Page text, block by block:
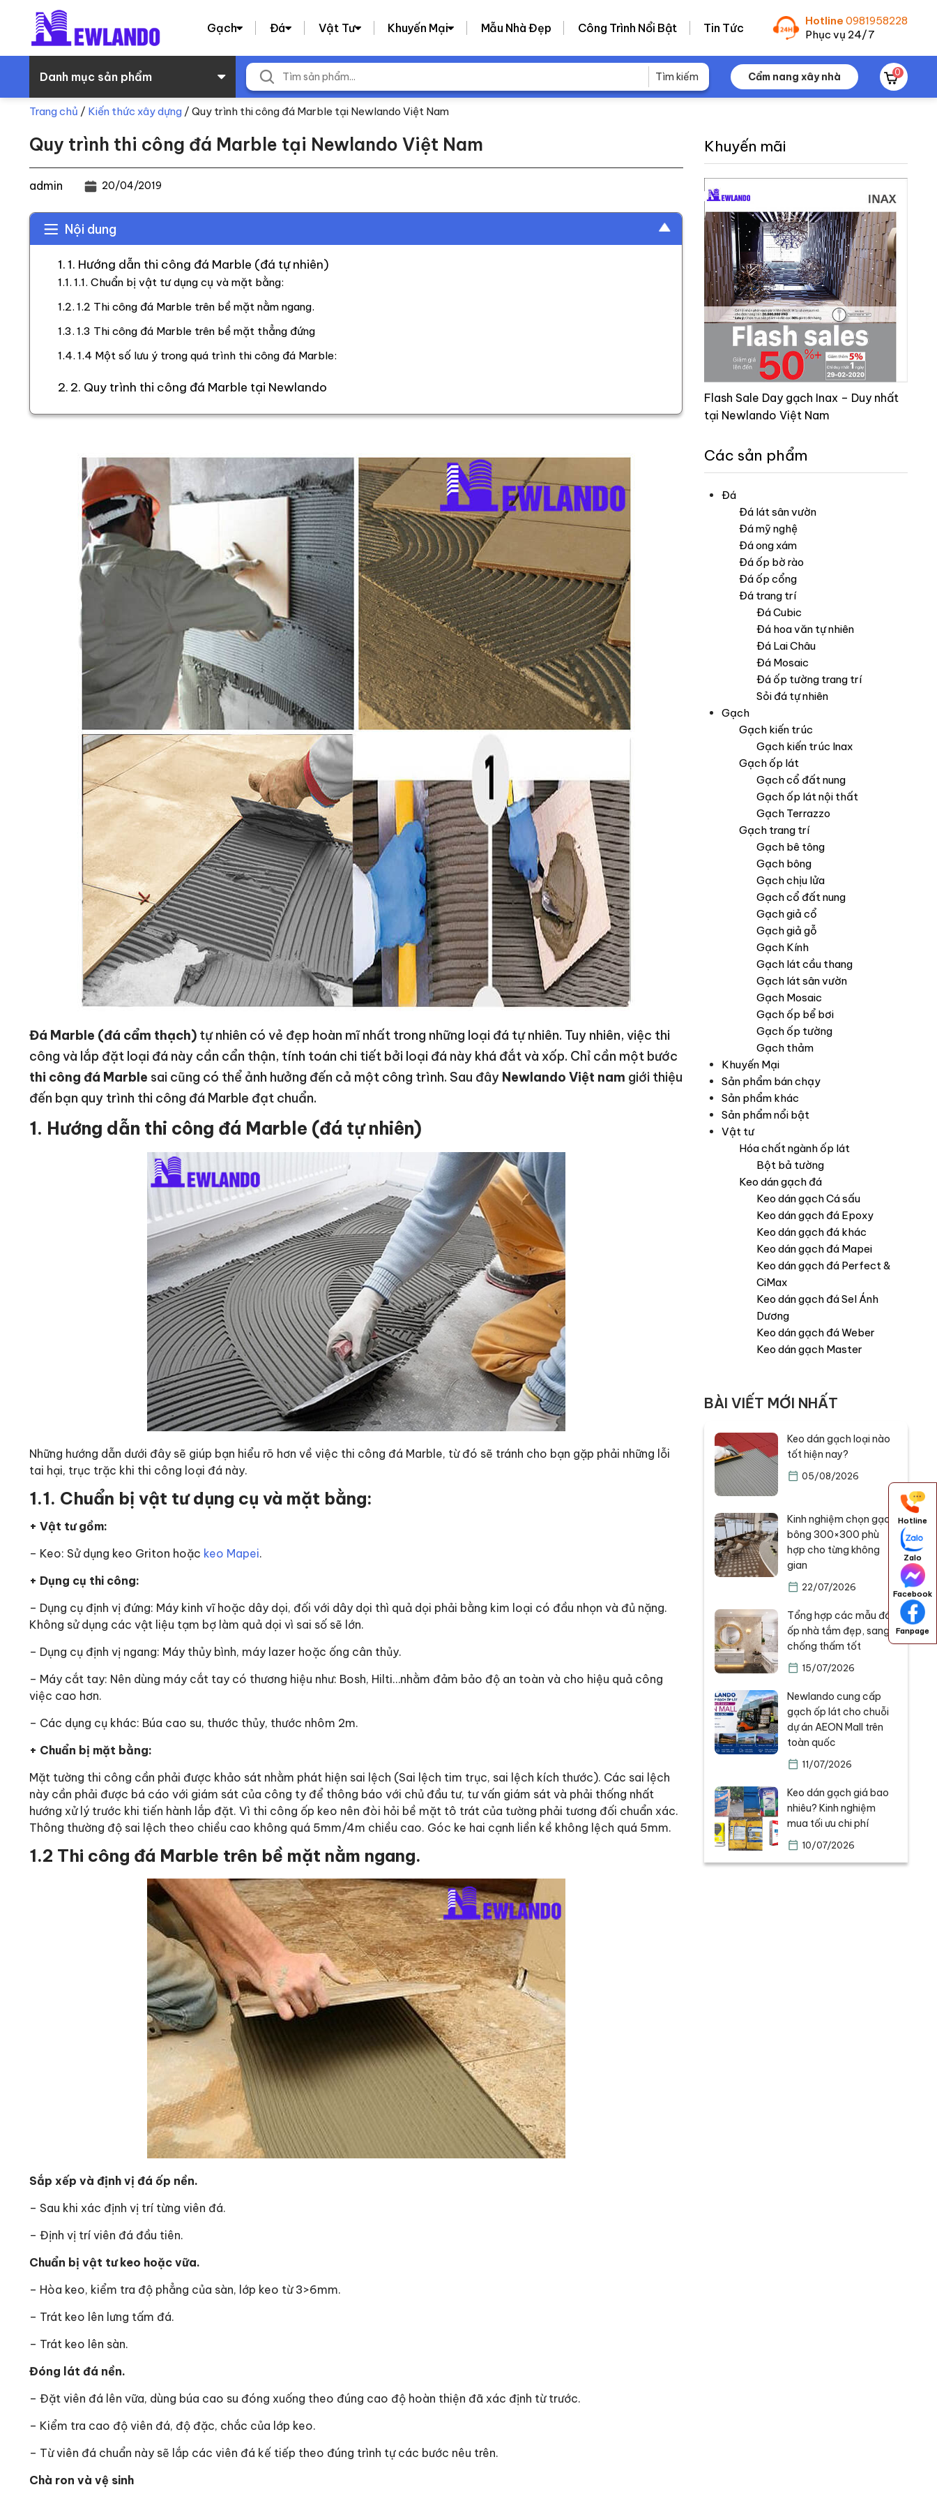
Gạch Đá Vật Tư Khuyến Mại Mẫu Nhà Đẹp Công Trình Nổi Bật Tin Tức
Hotline 0981958228
Phục vụ 24/7
Danh mục sản phẩm Cẩm nang xây nhà 0
Trang chủ / Kiến thức xây dựng / Quy trình thi công đá Marble tại Newlando Việt Nam
Quy trình thi công đá Marble tại Newlando Việt Nam
admin 20/04/2019
Nội dung
1. Hướng dẫn thi công đá Marble (đá tự nhiên)
1.1. Chuẩn bị vật tư dụng cụ và mặt bằng:
1.2 Thi công đá Marble trên bề mặt nằm ngang.
1.3 Thi công đá Marble trên bề mặt thẳng đứng
1.4 Một số lưu ý trong quá trình thi công đá Marble:
2. Quy trình thi công đá Marble tại Newlando
Đá Marble (đá cẩm thạch) tự nhiên có vẻ đẹp hoàn mĩ nhất trong những loại đá tự nhiên. Tuy nhiên, việc thi
công và lắp đặt loại đá này cần cẩn thận, tính toán chi tiết bởi loại đá này khá đắt và xốp. Chỉ cần một bước
thi công đá Marble sai cũng có thể ảnh hưởng đến cả một công trình. Sau đây Newlando Việt nam giới thiệu
đến bạn quy trình thi công đá Marble đạt chuẩn.
1. Hướng dẫn thi công đá Marble (đá tự nhiên)
Những hướng dẫn dưới đây sẽ giúp bạn hiểu rõ hơn về việc thi công đá Marble, từ đó sẽ tránh cho bạn gặp phải những lỗi
tai hại, trục trặc khi thi công loại đá này.
1.1. Chuẩn bị vật tư dụng cụ và mặt bằng:
+ Vật tư gồm:
– Keo: Sử dụng keo Griton hoặc keo Mapei.
+ Dụng cụ thi công:
– Dụng cụ định vị đứng: Máy kinh vĩ hoặc dây dọi, đối với dây dọi thì quả dọi phải bằng kim loại có đầu nhọn và đủ nặng.
Không sử dụng các vật liệu tạm bợ làm quả dọi vì sai số sẽ lớn.
– Dụng cụ định vị ngang: Máy thủy bình, máy lazer hoặc ống cân thủy.
– Máy cắt tay: Nên dùng máy cắt tay có thương hiệu như: Bosh, Hilti…nhằm đảm bảo độ an toàn và cho hiệu quả công
việc cao hơn.
– Các dụng cụ khác: Búa cao su, thước thủy, thước nhôm 2m.
+ Chuẩn bị mặt bằng:
Mặt tường thi công cần phải được khảo sát nhằm phát hiện sai lệch (Sai lệch tim trục, sai lệch kích thước). Các sai lệch
này cần phải được bá cáo với giám sát của công ty để thông báo với chủ đầu tư, tư vấn giám sát và phải thống nhất
hướng xử lý trước khi tiến hành lắp đặt. Vì thi công ốp keo nên đòi hỏi bề mặt tô trát của tường phải tương đối chuẩn xác.
Thông thường độ sai lệch theo chiều cao không quá 5mm/4m chiều cao. Góc ke hai cạnh liền kề không lệch quá 5mm.
1.2 Thi công đá Marble trên bề mặt nằm ngang.
Sắp xếp và định vị đá ốp nền.
– Sau khi xác định vị trí từng viên đá.
– Định vị trí viên đá đầu tiên.
Chuẩn bị vật tư keo hoặc vữa.
– Hòa keo, kiểm tra độ phẳng của sàn, lớp keo từ 3>6mm.
– Trát keo lên lưng tấm đá.
– Trát keo lên sàn.
Đóng lát đá nền.
– Đặt viên đá lên vữa, dùng búa cao su đóng xuống theo đúng cao độ hoàn thiện đã xác định từ trước.
– Kiểm tra cao độ viên đá, độ đặc, chắc của lớp keo.
– Từ viên đá chuẩn này sẽ lắp các viên đá kế tiếp theo đúng trình tự các bước nêu trên.
Chà ron và vệ sinh
Khuyến mãi
Flash Sale Day gạch Inax – Duy nhất
tại Newlando Việt Nam
Các sản phẩm
Đá
Đá lát sân vườn
Đá mỹ nghệ
Đá ong xám
Đá ốp bờ rào
Đá ốp cổng
Đá trang trí
Đá Cubic
Đá hoa văn tự nhiên
Đá Lai Châu
Đá Mosaic
Đá ốp tường trang trí
Sỏi đá tự nhiên
Gạch
Gạch kiến trúc
Gạch kiến trúc Inax
Gạch ốp lát
Gạch cổ đất nung
Gạch ốp lát nội thất
Gạch Terrazzo
Gạch trang trí
Gạch bê tông
Gạch bông
Gạch chịu lửa
Gạch cổ đất nung
Gạch giả cổ
Gạch giả gỗ
Gạch Kính
Gạch lát cầu thang
Gạch lát sân vườn
Gạch Mosaic
Gạch ốp bể bơi
Gạch ốp tường
Gạch thảm
Khuyến Mại
Sản phẩm bán chạy
Sản phẩm khác
Sản phẩm nổi bật
Vật tư
Hóa chất ngành ốp lát
Bột bả tường
Keo dán gạch đá
Keo dán gạch Cá sấu
Keo dán gạch đá Epoxy
Keo dán gạch đá khác
Keo dán gạch đá Mapei
Keo dán gạch đá Perfect &
CiMax
Keo dán gạch đá Sel Ánh
Dương
Keo dán gạch đá Weber
Keo dán gạch Master
BÀI VIẾT MỚI NHẤT
Keo dán gạch loại nào
tốt hiện nay?
05/08/2026
Kinh nghiệm chọn gạch
bông 300×300 phù
hợp cho từng không
gian
22/07/2026
Tổng hợp các mẫu đá
ốp nhà tắm đẹp, sang,
chống thấm tốt
15/07/2026
Newlando cung cấp
gạch ốp lát cho chuỗi
dự án AEON Mall trên
toàn quốc
11/07/2026
Keo dán gạch giá bao
nhiêu? Kinh nghiệm
mua tối ưu chi phí
10/07/2026
Hotline
Zalo
Facebook
Fanpage